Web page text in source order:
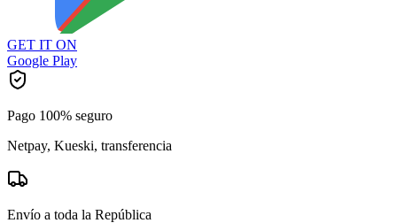
GET IT ON
Google Play
Pago 100% seguro
Netpay, Kueski, transferencia
Envío a toda la República